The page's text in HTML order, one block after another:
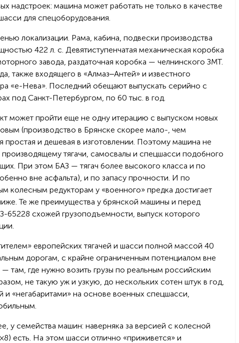
надстроек: машина может работать не только в качестве
для спецоборудования.
локализации. Рама, кабина, подвески производства
422 л. с. Девятиступенчатая механическая коробка
завода, раздаточная коробка — челнинского ЗМТ.
также входящего в «Алмаз‒Антей» и известного
«е-Нева». Последний обещают выпускать серийно с
под Санкт-Петербургом, по 60 тыс. в год.
может пройти еще не одну итерацию с выпуском новых
(производство в Брянске скорее мало-, чем
простая и дешевая в изготовлении. Поэтому машина не
тягачи, самосвалы и спецшасси подобного
При этом БАЗ — тягач более высокого класса и по
вне асфальта), и по запасу прочности. И по
колесным редукторам у «военного» предка достигает
Те же преимущества у брянской машины и перед
схожей грузоподъемности, выпуск которого
европейских тягачей и шасси полной массой 40
дорогам, с крайне ограниченным потенциалом вне
там, где нужно возить грузы по реальным российским
не такую уж и узкую, до нескольких сотен штук в год,
«негабаритами» на основе военных спецшасси,
у семейства машин: наверняка за версией с колесной
8) есть. На этом шасси отлично «приживется» и